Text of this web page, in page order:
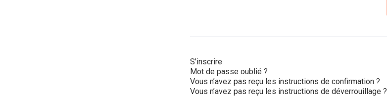
S'inscrire
Mot de passe oublié ?
Vous n’avez pas reçu les instructions de confirmation ?
Vous n’avez pas reçu les instructions de déverrouillage ?